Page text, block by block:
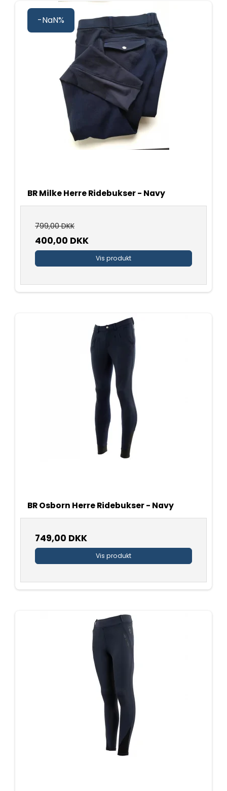
-NaN%
BR Milke Herre Ridebukser - Navy
799,00 DKK
400,00 DKK
Vis produkt
BR Osborn Herre Ridebukser - Navy
749,00 DKK
Vis produkt